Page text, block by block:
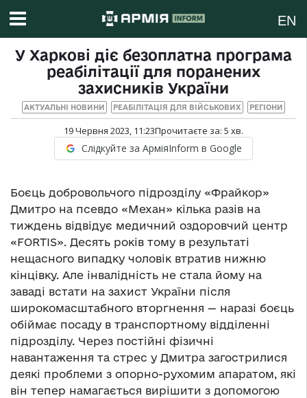
EN
У Харкові діє безоплатна програма
реабілітації для поранених
захисників України
АКТУАЛЬНІ НОВИНИ РЕАБІЛІТАЦІЯ ДЛЯ ВІЙСЬКОВИХ РЕГІОНИ
19 Червня 2023, 11:23Прочитаєте за: 5 хв.
Слідкуйте за АрміяInform в Google
Боєць добровольчого підрозділу «Фрайкор»
Дмитро на псевдо «Механ» кілька разів на
тиждень відвідує медичний оздоровчий центр
«FORTIS». Десять років тому в результаті
нещасного випадку чоловік втратив нижню
кінцівку. Але інвалідність не стала йому на
заваді встати на захист України після
широкомасштабного вторгнення — наразі боєць
обіймає посаду в транспортному відділенні
підрозділу. Через постійні фізичні
навантаження та стрес у Дмитра загострилися
деякі проблеми з опорно-рухомим апаратом, які
він тепер намагається вирішити з допомогою